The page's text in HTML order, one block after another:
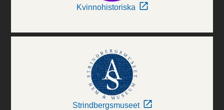
Kvinnohistoriska
Strindbergsmuseet